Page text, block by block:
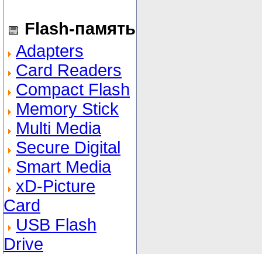
Flash-память
Adapters
Card Readers
Compact Flash
Memory Stick
Multi Media
Secure Digital
Smart Media
xD-Picture
Card
USB Flash
Drive